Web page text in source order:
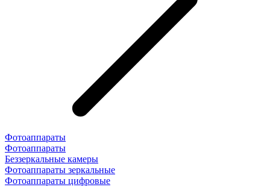
Фотоаппараты
Фотоаппараты
Беззеркальные камеры
Фотоаппараты зеркальные
Фотоаппараты цифровые